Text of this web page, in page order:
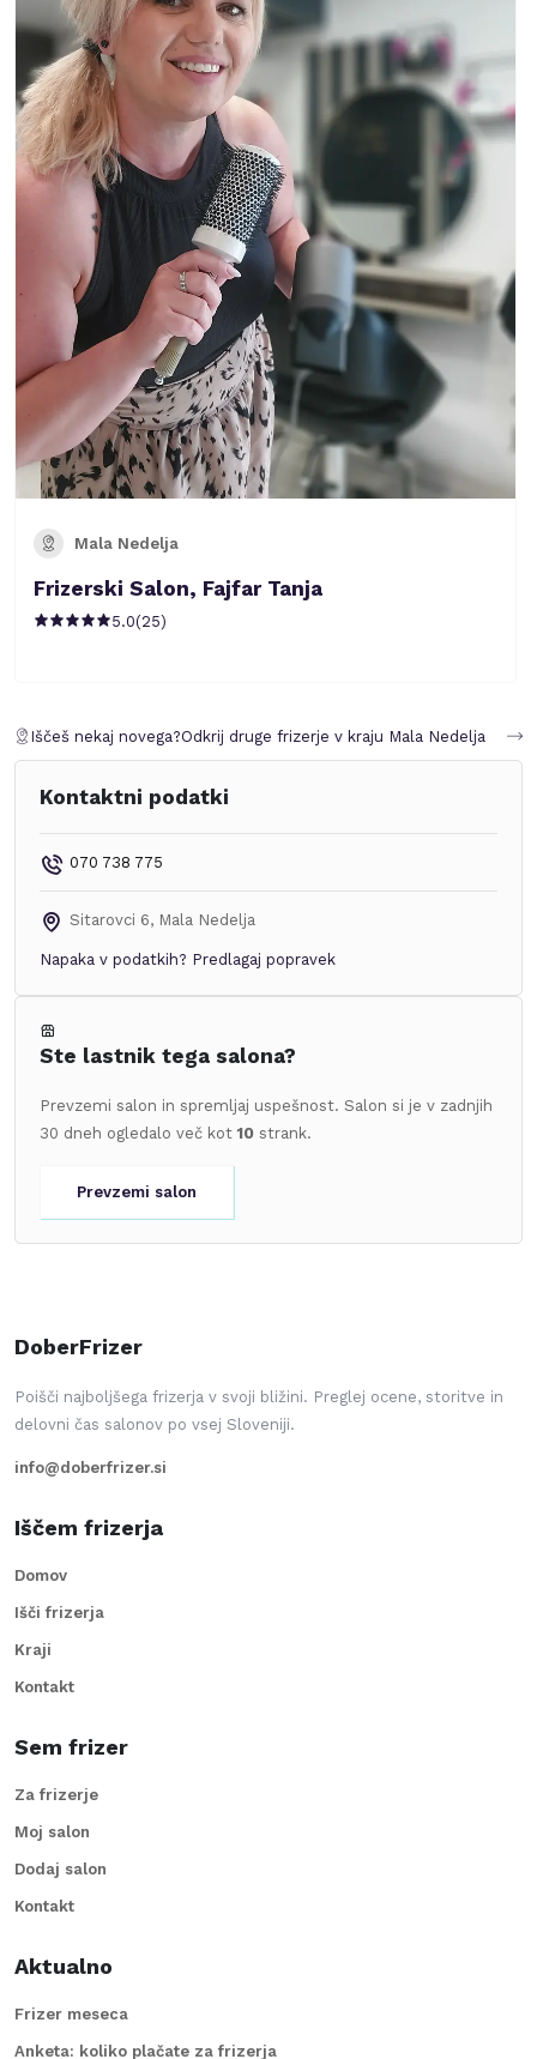
Mala Nedelja
Frizerski Salon, Fajfar Tanja
5.0(25)
Iščeš nekaj novega?Odkrij druge frizerje v kraju Mala Nedelja
Kontaktni podatki
070 738 775
Sitarovci 6, Mala Nedelja
Napaka v podatkih? Predlagaj popravek
Ste lastnik tega salona?
Prevzemi salon in spremljaj uspešnost. Salon si je v zadnjih
30 dneh ogledalo več kot 10 strank.
Prevzemi salon
DoberFrizer
Poišči najboljšega frizerja v svoji bližini. Preglej ocene, storitve in
delovni čas salonov po vsej Sloveniji.
info@doberfrizer.si
Iščem frizerja
Domov
Išči frizerja
Kraji
Kontakt
Sem frizer
Za frizerje
Moj salon
Dodaj salon
Kontakt
Aktualno
Frizer meseca
Anketa: koliko plačate za frizerja